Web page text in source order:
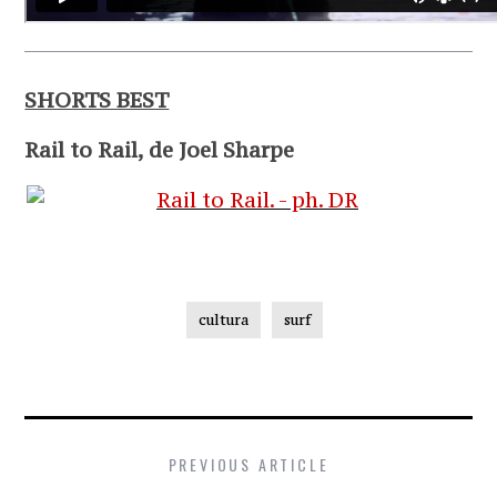
SHORTS BEST
Rail to Rail, de Joel Sharpe
cultura surf
PREVIOUS ARTICLE